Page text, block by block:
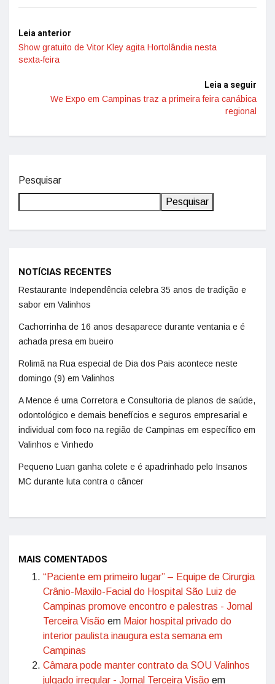
Leia anterior
Show gratuito de Vitor Kley agita Hortolândia nesta
sexta-feira
Leia a seguir
We Expo em Campinas traz a primeira feira canábica
regional
Pesquisar
Pesquisar
NOTÍCIAS RECENTES
Restaurante Independência celebra 35 anos de tradição e
sabor em Valinhos
Cachorrinha de 16 anos desaparece durante ventania e é
achada presa em bueiro
Rolimã na Rua especial de Dia dos Pais acontece neste
domingo (9) em Valinhos
A Mence é uma Corretora e Consultoria de planos de saúde,
odontológico e demais benefícios e seguros empresarial e
individual com foco na região de Campinas em específico em
Valinhos e Vinhedo
Pequeno Luan ganha colete e é apadrinhado pelo Insanos
MC durante luta contra o câncer
MAIS COMENTADOS
“Paciente em primeiro lugar” – Equipe de Cirurgia
Crânio-Maxilo-Facial do Hospital São Luiz de
Campinas promove encontro e palestras - Jornal
Terceira Visão em Maior hospital privado do
interior paulista inaugura esta semana em
Campinas
Câmara pode manter contrato da SOU Valinhos
julgado irregular - Jornal Terceira Visão em